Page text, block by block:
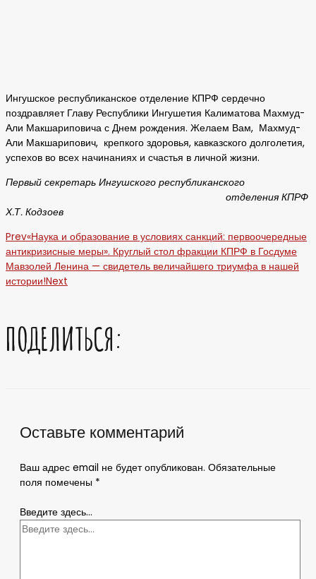
Ингушское республиканское отделение КПРФ сердечно
поздравляет Главу Республики Ингушетия Калиматова Махмуд-
Али Макшариповича с Днем рождения. Желаем Вам, Махмуд-
Али Макшарипович, крепкого здоровья, кавказского долголетия,
успехов во всех начинаниях и счастья в личной жизни.
Первый секретарь Ингушского республиканского
отделения КПРФ
Х.Т. Кодзоев
Prev«Наука и образование в условиях санкций: первоочередные
антикризисные меры». Круглый стол фракции КПРФ в Госдуме
Мавзолей Ленина — свидетель величайшего триумфа в нашей
истории!Next
ПОДЕЛИТЬСЯ:
Оставьте комментарий
Ваш адрес email не будет опубликован. Обязательные
поля помечены *
Введите здесь...